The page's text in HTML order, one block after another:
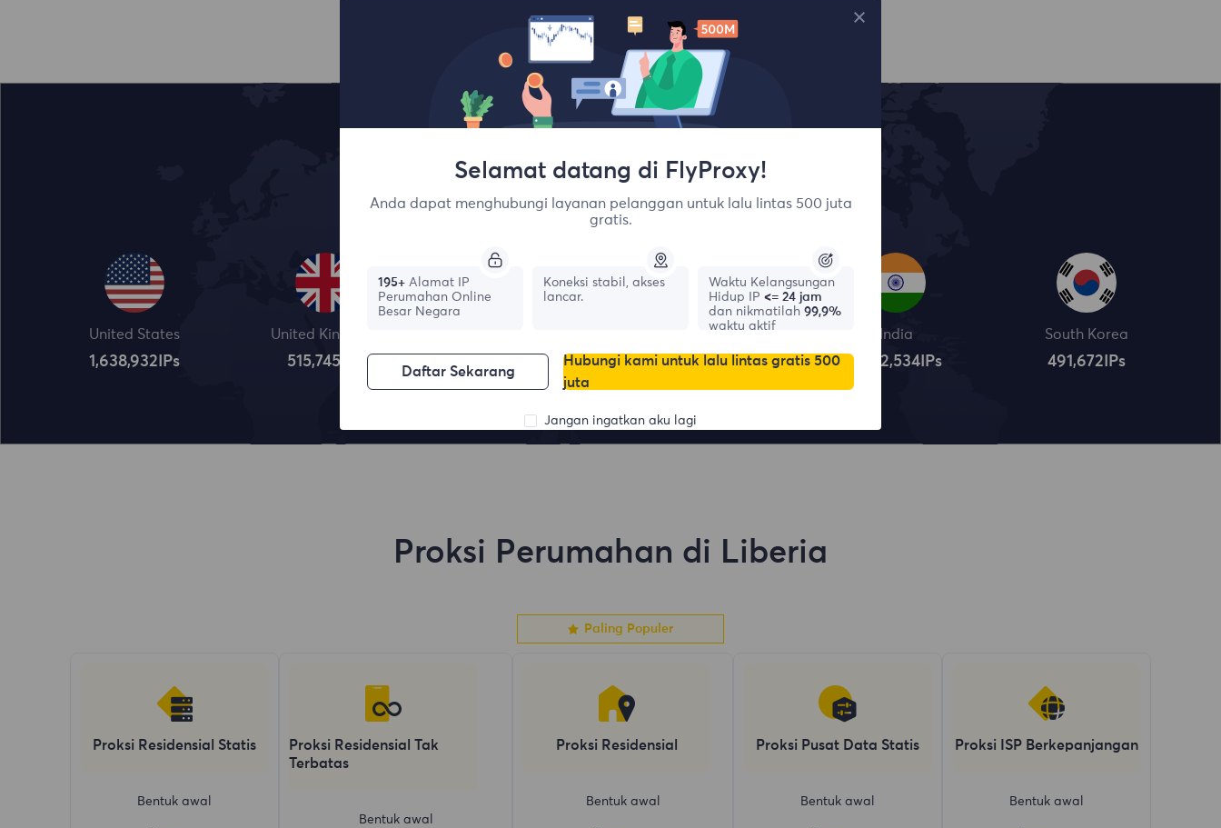
Lokasi teratas
United States
1,638,932 IPs
United Kingdom
515,745 IPs
Canada
331,148IPs
India
4,322,534 IPs
South Korea
491,672 IPs
Proksi Perumahan di Liberia
Paling Populer
Proksi Residensial Statis
Bentuk awal
Proksi Residensial Tak
Terbatas
Bentuk awal
Proksi Residensial
Bentuk awal
Proksi Pusat Data Statis
Bentuk awal
Proksi ISP Berkepanjangan
Bentuk awal
Selamat datang di FlyProxy!
Anda dapat menghubungi layanan pelanggan untuk lalu lintas 500 juta
gratis.
195+ Alamat IP
Perumahan Online
Besar Negara
Koneksi stabil, akses
lancar.
Waktu Kelangsungan
Hidup IP <= 24 jam
dan nikmatilah 99,9%
waktu aktif
Daftar Sekarang
Hubungi kami untuk lalu lintas gratis 500
juta
Jangan ingatkan aku lagi